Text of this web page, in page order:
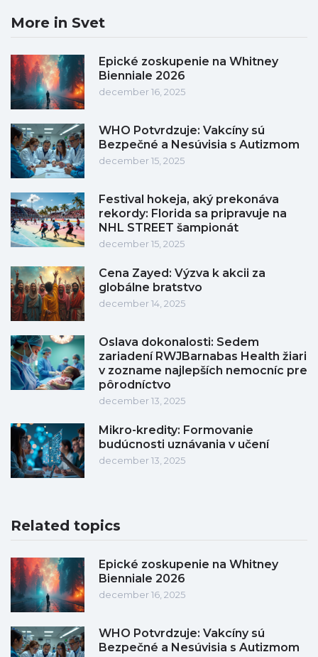
More in Svet
Epické zoskupenie na Whitney
Bienniale 2026
december 16, 2025
WHO Potvrdzuje: Vakcíny sú
Bezpečné a Nesúvisia s Autizmom
december 15, 2025
Festival hokeja, aký prekonáva
rekordy: Florida sa pripravuje na
NHL STREET šampionát
december 15, 2025
Cena Zayed: Výzva k akcii za
globálne bratstvo
december 14, 2025
Oslava dokonalosti: Sedem
zariadení RWJBarnabas Health žiari
v zozname najlepších nemocníc pre
pôrodníctvo
december 13, 2025
Mikro-kredity: Formovanie
budúcnosti uznávania v učení
december 13, 2025
Related topics
Epické zoskupenie na Whitney
Bienniale 2026
december 16, 2025
WHO Potvrdzuje: Vakcíny sú
Bezpečné a Nesúvisia s Autizmom